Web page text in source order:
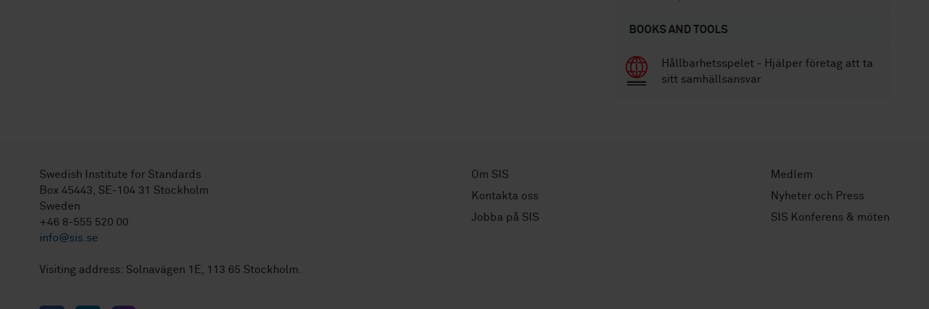
BOOKS AND TOOLS
Hållbarhetsspelet - Hjälper företag att ta
sitt samhällsansvar
Swedish Institute for Standards
Box 45443, SE-104 31 Stockholm
Sweden
+46 8-555 520 00
info@sis.se
Visiting address: Solnavägen 1E, 113 65 Stockholm.
Om SIS
Kontakta oss
Jobba på SIS
Medlem
Nyheter och Press
SIS Konferens & möten